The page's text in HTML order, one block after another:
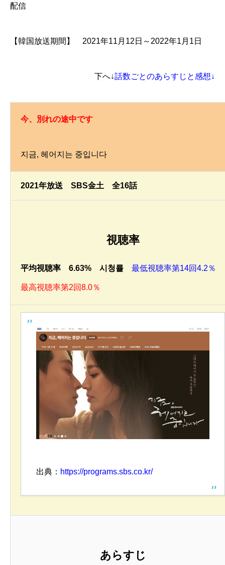
配信
【韓国放送期間】 2021年11月12日～2022年1月1日
下へ↓話数ごとのあらすじと感想↓
今、別れの途中です
지금, 헤어지는 중입니다
2021年放送 SBS金土 全16話
視聴率
平均視聴率 6.63% 시청률 最低視聴率第14回4.2％
最高視聴率第2回8.0％
出典： https://programs.sbs.co.kr/
あらすじ